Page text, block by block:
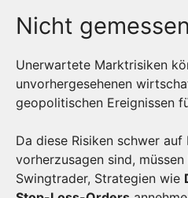
Nicht
Unerwartete Marktrisiken
unvorhergesehenen
geopolitischen Ereignissen
Da diese Risiken schwer
vorherzusagen sind,
Swingtrader, Strategien wie